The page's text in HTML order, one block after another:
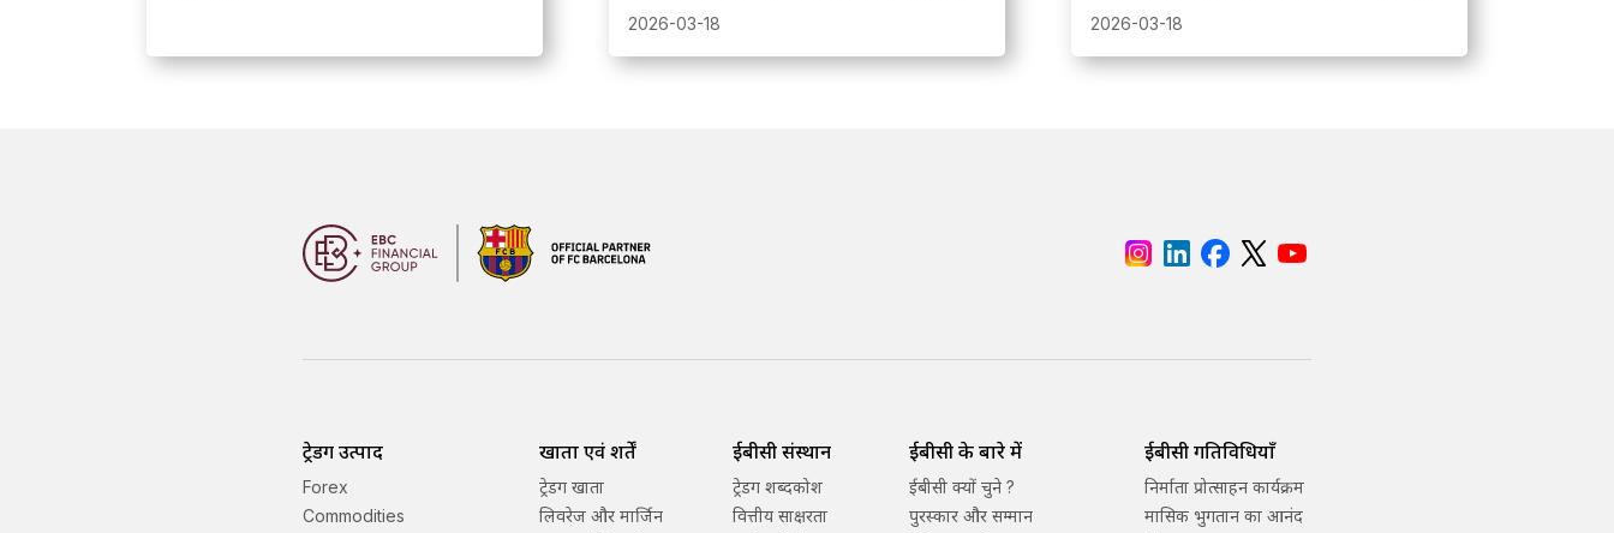
वेतन रिपोर्ट को अगली सूचना तक स्थगित कर दिया
2026-03-18
जाएँगे। BTCUSD ट्रेडिंग 08:00–10:59 UTC+2
2026-03-18
ट्रेडिंग उत्पाद
Forex
Commodities
खाता एवं शर्तें
ट्रेडिंग खाता
लिवरेज और मार्जिन
ईबीसी संस्थान
ट्रेडिंग शब्दकोश
वित्तीय साक्षरता
ईबीसी के बारे में
ईबीसी क्यों चुने ?
पुरस्कार और सम्मान
ईबीसी गतिविधियाँ
निर्माता प्रोत्साहन कार्यक्रम
मासिक भुगतान का आनंद